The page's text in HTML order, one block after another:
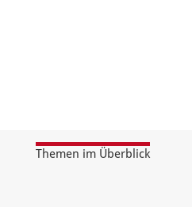
Themen im Überblick